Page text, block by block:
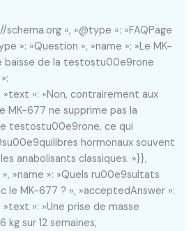
», »@type »: »FAQPage
»: »Question », »name »: »Le MK-
de la testostu00e9rone
»text »: »Non, contrairement aux
677 ne supprime pas la
testostu00e9rone, ce qui
hormonaux souvent
anabolisants classiques. »}},
»name »: »Quels ru00e9sultats
MK-677 ? », »acceptedAnswer »:
»text »: »Une prise de masse
sur 12 semaines,